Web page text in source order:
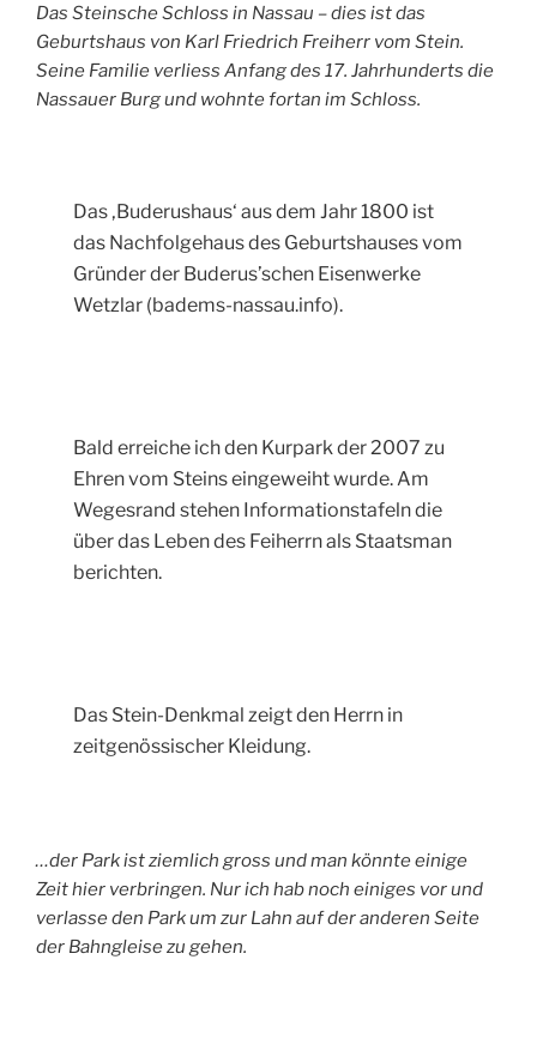
Das Steinsche Schloss in Nassau – dies ist das
Geburtshaus von Karl Friedrich Freiherr vom Stein.
Seine Familie verliess Anfang des 17. Jahrhunderts die
Nassauer Burg und wohnte fortan im Schloss.
Das ‚Buderushaus‘ aus dem Jahr 1800 ist
das Nachfolgehaus des Geburtshauses vom
Gründer der Buderus’schen Eisenwerke
Wetzlar (badems-nassau.info).
Bald erreiche ich den Kurpark der 2007 zu
Ehren vom Steins eingeweiht wurde. Am
Wegesrand stehen Informationstafeln die
über das Leben des Feiherrn als Staatsman
berichten.
Das Stein-Denkmal zeigt den Herrn in
zeitgenössischer Kleidung.
…der Park ist ziemlich gross und man könnte einige
Zeit hier verbringen. Nur ich hab noch einiges vor und
verlasse den Park um zur Lahn auf der anderen Seite
der Bahngleise zu gehen.